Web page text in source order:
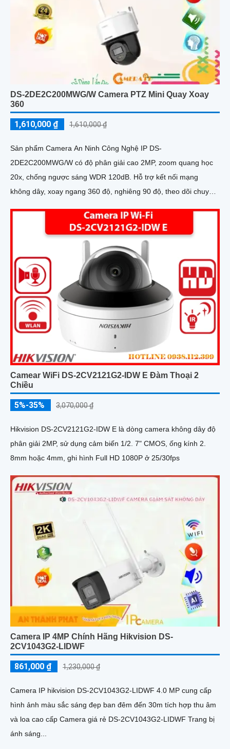
DS-2DE2C200MWG/W Camera PTZ Mini Quay Xoay
360
1,610,000 ₫ 1,610,000 ₫
Sản phẩm Camera An Ninh Công Nghệ IP DS-
2DE2C200MWG/W có độ phân giải cao 2MP, zoom quang học
20x, chống ngược sáng WDR 120dB. Hỗ trợ kết nối mạng
không dây, xoay ngang 360 độ, nghiêng 90 độ, theo dõi chuyển
Camear WiFi DS-2CV2121G2-IDW E Đàm Thoại 2
Chiều
5%-35% 3,070,000 ₫
Hikvision DS-2CV2121G2-IDW E là dòng camera không dây độ
phân giải 2MP, sử dụng cảm biến 1/2. 7" CMOS, ống kính 2.
8mm hoặc 4mm, ghi hình Full HD 1080P ở 25/30fps
Camera IP 4MP Chính Hãng Hikvision DS-
2CV1043G2-LIDWF
861,000 ₫ 1,230,000 ₫
Camera IP hikvision DS-2CV1043G2-LIDWF 4.0 MP cung cấp
hình ảnh màu sắc sáng đẹp ban đêm đến 30m tích hợp thu âm
và loa cao cấp Camera giá rẻ DS-2CV1043G2-LIDWF Trang bị
ánh sáng...